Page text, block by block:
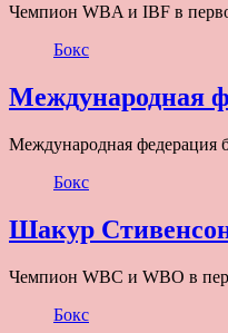
Чемпион WBA и IBF в
Бокс
Международная
Международная федерация
Бокс
Шакур Стивенсон
Чемпион WBC и WBO в
Бокс